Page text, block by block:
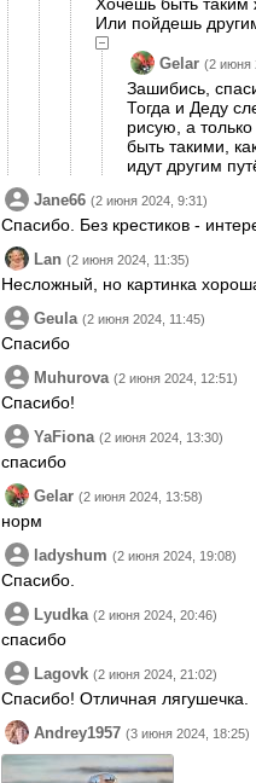
Или пойдешь
Gelar (2 июня
Зашибись,
Тогда и Деду
рисую, а
быть такими,
идут другим
Jane66 (2 июня 2024, 9:31)
Спасибо. Без крестиков -
Lan (2 июня 2024, 11:35)
Несложный, но картинка
Geula (2 июня 2024, 11:45)
Спасибо
Muhurova (2 июня 2024, 12:51)
Спасибо!
YaFiona (2 июня 2024, 13:30)
спасибо
Gelar (2 июня 2024, 13:58)
норм
ladyshum (2 июня 2024, 19:08)
Спасибо.
Lyudka (2 июня 2024, 20:46)
спасибо
Lagovk (2 июня 2024, 21:02)
Спасибо! Отличная лягушечка.
Andrey1957 (3 июня 2024, 18:25)